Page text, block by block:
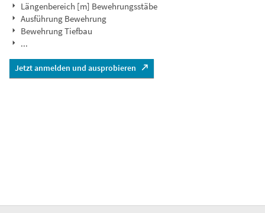
Längenbereich [m] Bewehrungsstäbe
Ausführung Bewehrung
Bewehrung Tiefbau
...
Jetzt anmelden und ausprobieren